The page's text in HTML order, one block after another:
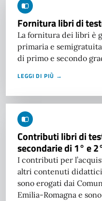
Fornitura libri di
La fornitura dei libri è
primaria e
di primo e secondo
LEGGI DI PIÙ →
Contributi libri di
secondarie di 1° e
I contributi per
altri contenuti
sono erogati dai
Emilia-Romagna e